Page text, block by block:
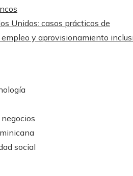
Unidos: casos prácticos de
y aprovisionamiento
social